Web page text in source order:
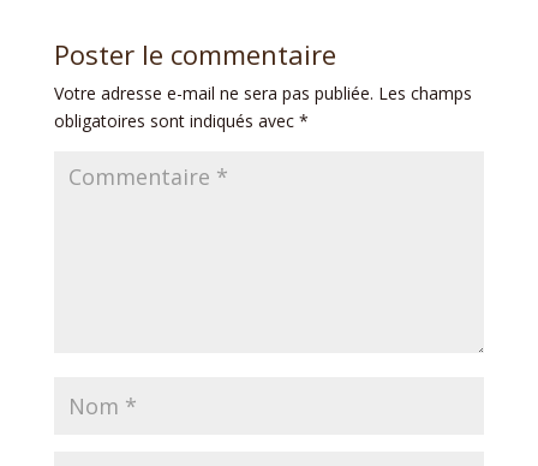
Poster le commentaire
Votre adresse e-mail ne sera pas publiée. Les champs
obligatoires sont indiqués avec *